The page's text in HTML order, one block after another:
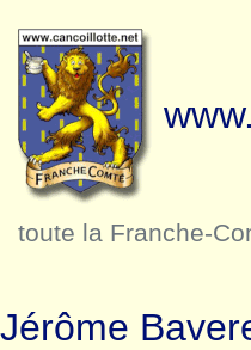
toute la Franche-
Jérôme